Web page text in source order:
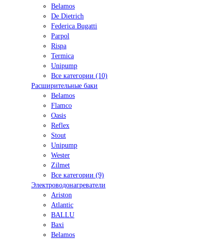
Belamos
De Dietrich
Federica Bugatti
Parpol
Rispa
Termica
Unipump
Все категории (10)
Расширительные баки
Belamos
Flamco
Oasis
Reflex
Stout
Unipump
Wester
Zilmet
Все категории (9)
Электроводонагреватели
Ariston
Atlantic
BALLU
Baxi
Belamos